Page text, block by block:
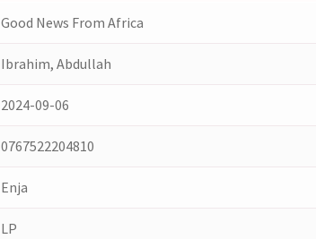
Good News From Africa
Ibrahim, Abdullah
2024-09-06
0767522204810
Enja
LP